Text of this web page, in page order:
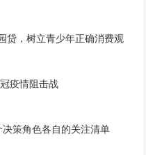
贷，树立青少年正确消费观
疫情阻击战
策角色各自的关注清单